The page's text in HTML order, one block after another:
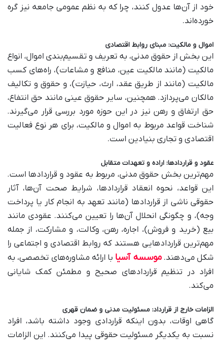
خود از آن‌ها عدول کنند، چرا که به نظم عمومی جامعه نیز گره
خورده‌اند.
اموال و مالکیت: مبنای روابط اقتصادی
این بخش از حقوق مدنی، به تعریف و تقسیم‌بندی اموال، انواع
مالکیت (مانند مالکیت عین، منافع و مشاعات)، راه‌های کسب
مالکیت (مانند از طریق عقد، ارث، حیازت)، و حقوق و تکالیف
مالکان می‌پردازد. همچنین، سایر حقوق عینی مانند حق انتفاع،
حق ارتفاق و رهن نیز در این حوزه مورد بررسی قرار می‌گیرند.
شناخت قواعد مربوط به اموال و مالکیت، برای هر نوع فعالیت
اقتصادی و تجاری بنیادین است.
عقود و قراردادها: اراده و تعهدات متقابل
مهم‌ترین بخش حقوق مدنی، مربوط به عقود و قراردادها است.
این قواعد، نحوه انعقاد قراردادها، شرایط صحت آن‌ها، آثار
حقوقی ناشی از قراردادها (مانند تعهد به انجام کار یا پرداخت
وجه)، و چگونگی انحلال آن‌ها را تعیین می‌کنند. عقودی مانند
بیع (خرید و فروش)، اجاره، رهن، وکالت، و مشارکت، از جمله
مهم‌ترین قراردادهایی هستند که روابط اقتصادی و اجتماعی را
شکل می‌دهند.موسسه آسیا با ارائه مشاوره‌های تخصصی، به
افراد در تنظیم قراردادهای صحیح و مطمئن کمک شایانی
می‌کند.
الزامات خارج از قرارداد: مسئولیت مدنی و ضمان قهری
گاهی اوقات، بدون اینکه قراردادی وجود داشته باشد، افراد
نسبت به یکدیگر مسئولیت حقوقی پیدا می‌کنند. این الزامات